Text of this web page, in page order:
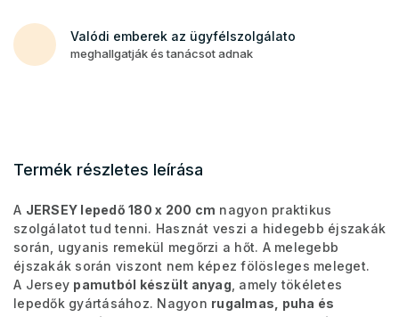
Valódi emberek az ügyfélszolgálato
meghallgatják és tanácsot adnak
Termék részletes leírása
A JERSEY lepedő 180 x 200 cm nagyon praktikus
szolgálatot tud tenni. Hasznát veszi a hidegebb éjszakák
során, ugyanis remekül megőrzi a hőt. A melegebb
éjszakák során viszont nem képez fölösleges meleget.
A Jersey pamutból készült anyag , amely tökéletes
lepedők gyártásához. Nagyon rugalmas, puha és